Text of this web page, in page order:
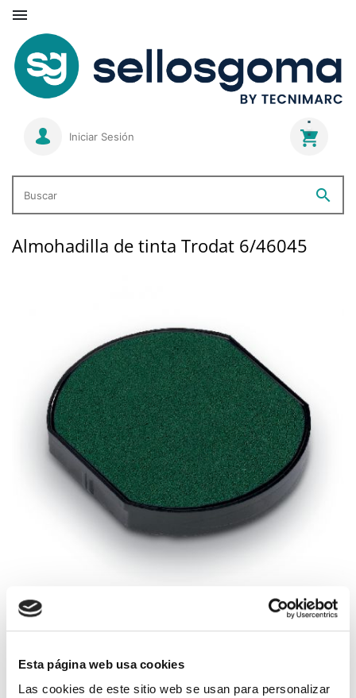
Esta página web usa cookies
Las cookies de este sitio web se usan para personalizar

Iniciar Sesión
Buscar
search
Almohadilla de tinta Trodat 6/46045